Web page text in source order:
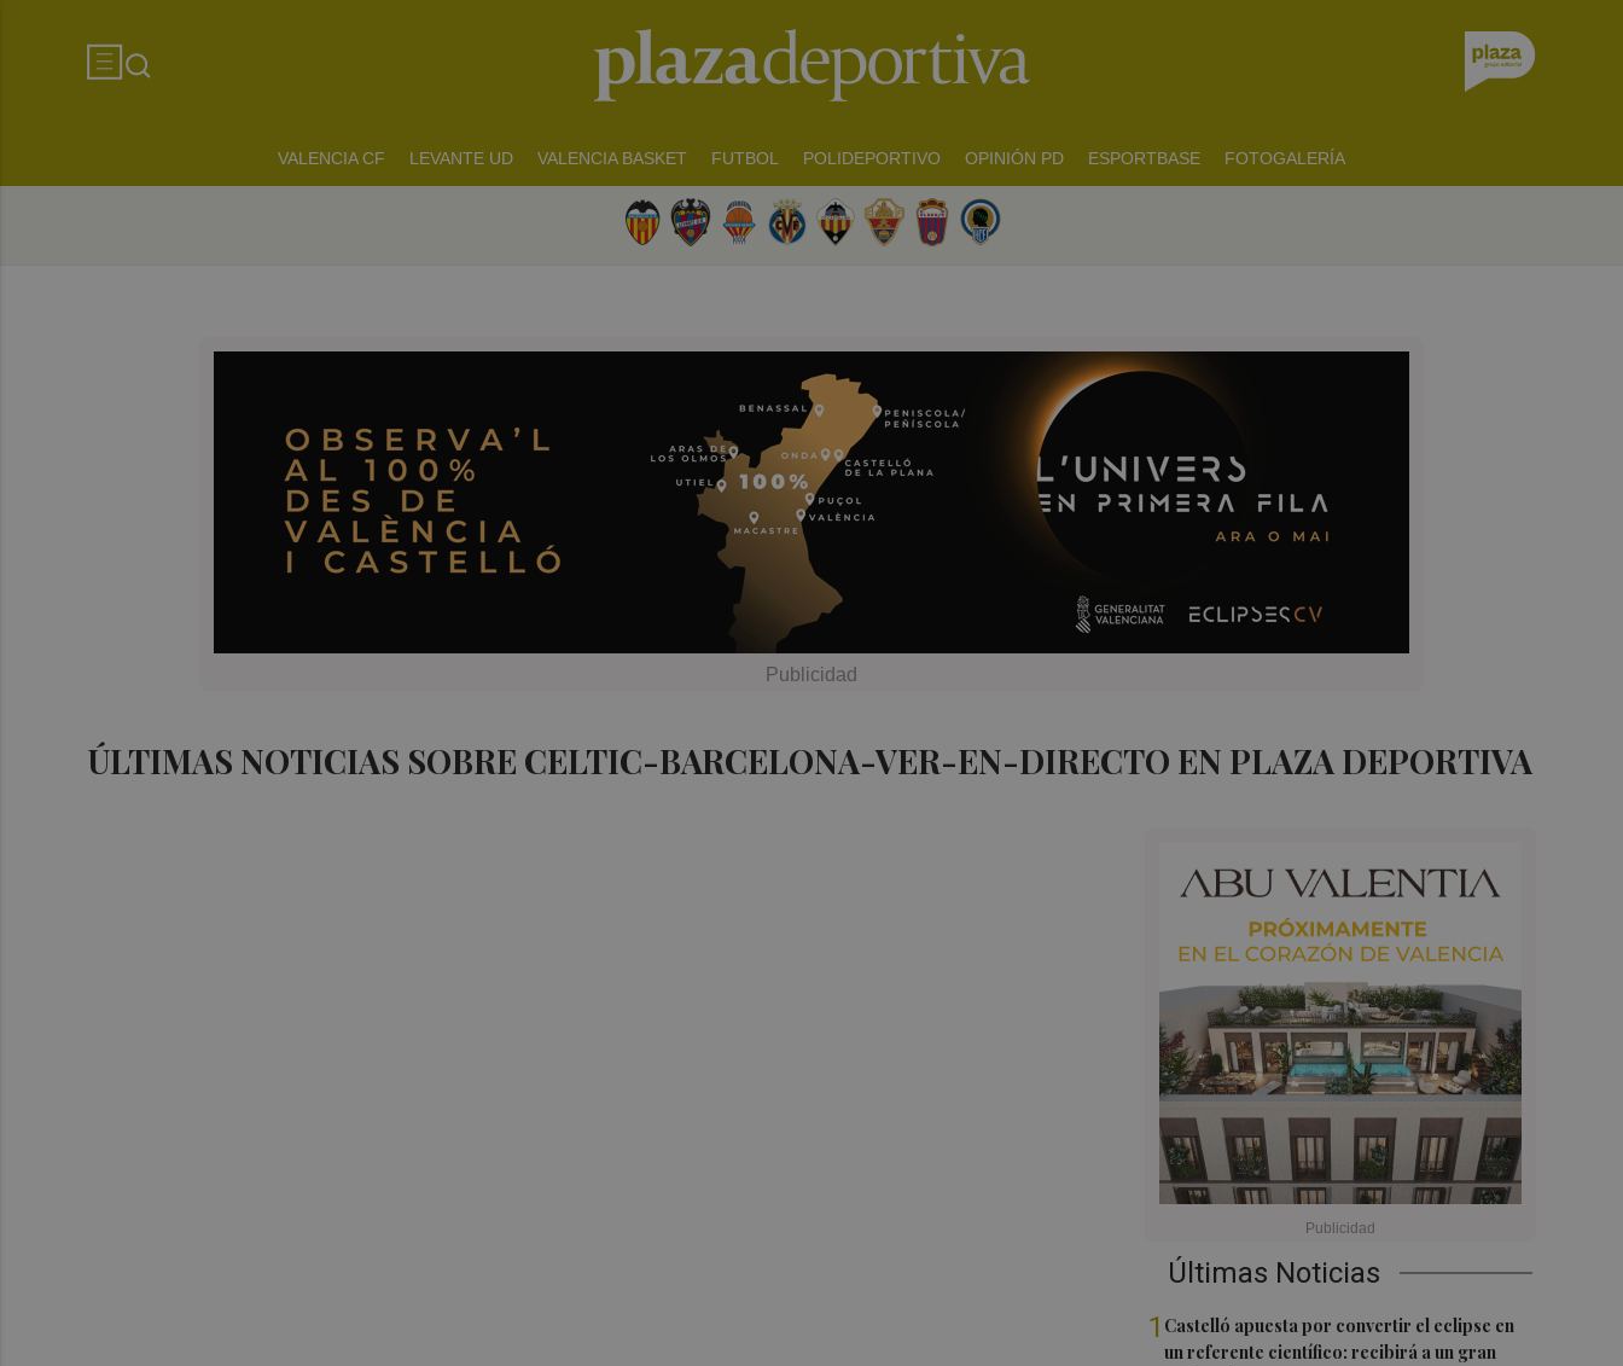
VALENCIA CF LEVANTE UD VALENCIA BASKET FUTBOL POLIDEPORTIVO OPINIÓN PD ESPORTBASE FOTOGALERÍA
ÚLTIMAS NOTICIAS SOBRE CELTIC-BARCELONA-VER-EN-DIRECTO EN PLAZA DEPORTIVA
Últimas Noticias
1 Castelló apuesta por convertir el eclipse en
un referente científico: recibirá a un gran